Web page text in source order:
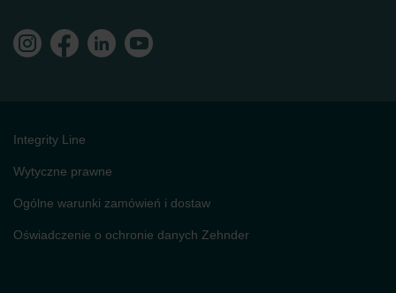
Integrity Line
Wytyczne prawne
Ogólne warunki zamówień i dostaw
Oświadczenie o ochronie danych Zehnder